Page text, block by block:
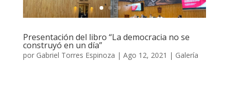
Presentación del libro “La democracia no se
construyó en un día”
por Gabriel Torres Espinoza | Ago 12, 2021 | Galería